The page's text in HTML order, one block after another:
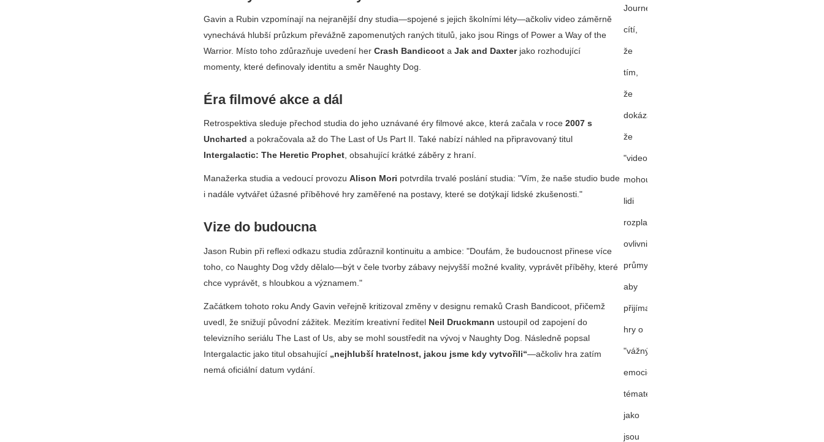
Gavin a Rubin vzpomínají na nejranější dny studia—spojené s jejich školními léty—ačkoliv video záměrně
vynechává hlubší průzkum převážně zapomenutých raných titulů, jako jsou Rings of Power a Way of the
Warrior. Místo toho zdůrazňuje uvedení her Crash Bandicoot a Jak and Daxterjako rozhodující
momenty, které definovaly identitu a směr Naughty Dog.
Éra filmové akce a dál
Retrospektiva sleduje přechod studia do jeho uznávané éry filmové akce, která začala v roce 2007 s
Uncharted a pokračovala až do The Last of Us Part II. Také nabízí náhled na připravovaný titul
Intergalactic: The Heretic Prophet, obsahující krátké záběry z hraní.
Manažerka studia a vedoucí provozu Alison Mori potvrdila trvalé poslání studia:
Vím, že naše studio bude
i nadále vytvářet úžasné příběhové hry zaměřené na postavy, které se dotýkají lidské zkušenosti.
Vize do budoucna
Jason Rubin při reflexi odkazu studia zdůraznil kontinuitu a ambice:
Doufám, že budoucnost přinese více
toho, co Naughty Dog vždy dělalo—být v čele tvorby zábavy nejvyšší možné kvality, vyprávět příběhy, které
chce vyprávět, s hloubkou a významem.
Začátkem tohoto roku Andy Gavin veřejně kritizoval změny v designu remaků Crash Bandicoot , přičemž
uvedl, že snižují původní zážitek. Mezitím kreativní ředitel Neil Druckmann ustoupil od zapojení do
televizního seriálu The Last of Us , aby se mohl soustředit na vývoj v Naughty Dog. Následně popsal
Intergalactic jako titul obsahující „nejhlubší hratelnost, jakou jsme kdy vytvořili“—ačkoliv hra zatím
nemá oficiální datum vydání.
Journey
cítí,
že
tím,
že
dokázal,
že
"videohry
mohou
lidi
rozplakat",
ovlivnil
průmysl,
aby
přijímal
hry o
"vážných,
emocionálních
tématech",
jako
jsou